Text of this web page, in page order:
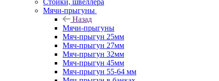
Стойки, швеллера
Мячи-прыгуны
Назад
Мячи-прыгуны
Мяч-прыгун 25мм
Мяч-прыгун 27мм
Мяч-прыгун 32мм
Мяч-прыгун 45мм
Мяч-прыгун 55-64 мм